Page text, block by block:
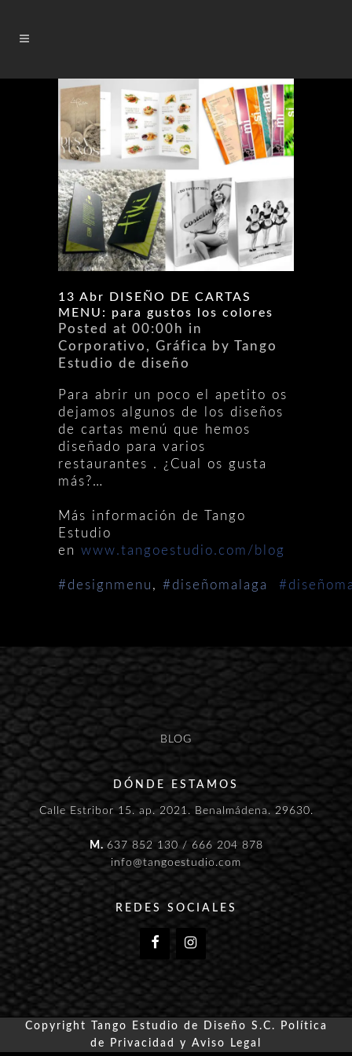
13 Abr
DISEÑO DE CARTAS
MENU: para gustos los colores
Posted at 00:00h in
Corporativo , Gráfica by Tango
Estudio de diseño
Para abrir un poco el apetito os
dejamos algunos de los diseños
de cartas menú que hemos
diseñado para varios
restaurantes . ¿Cual os gusta
más?…
Más información de Tango
Estudio
en www.tangoestudio.com/blog
‪#designmenu , ‪#‎diseñomalaga
BLOG
DÓNDE ESTAMOS
Calle Estribor 15. ap. 2021. Benalmádena. 29630.
M. 637 852 130/ 666 204 878
info@tangoestudio.com
REDES SOCIALES
Copyright Tango Estudio de Diseño S.C.
Política
de Privacidad y Aviso Legal